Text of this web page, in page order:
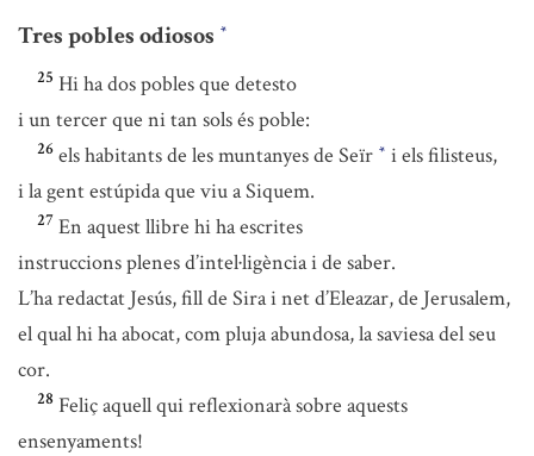
Tres pobles odiosos *
25 Hi ha dos pobles que detesto
i un tercer que ni tan sols és poble:
26 els habitants de les muntanyes de Seïr * i els filisteus,
i la gent estúpida que viu a Siquem.
27 En aquest llibre hi ha escrites
instruccions plenes d’intel·ligència i de saber.
L’ha redactat Jesús, fill de Sira i net d’Eleazar, de Jerusalem,
el qual hi ha abocat, com pluja abundosa, la saviesa del seu
cor.
28 Feliç aquell qui reflexionarà sobre aquests
ensenyaments!